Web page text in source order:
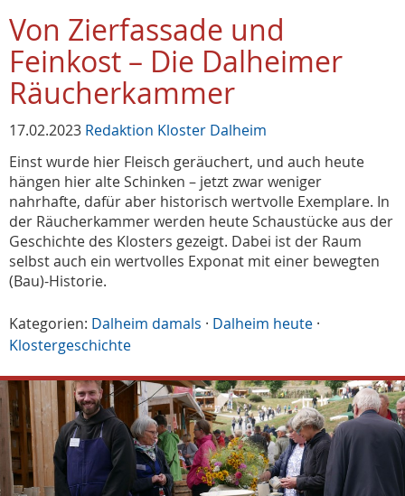
Von Zierfassade und
Feinkost – Die Dalheimer
Räucherkammer
17.02.2023 Redaktion Kloster Dalheim
Einst wurde hier Fleisch geräuchert, und auch heute
hängen hier alte Schinken – jetzt zwar weniger
nahrhafte, dafür aber historisch wertvolle Exemplare. In
der Räucherkammer werden heute Schaustücke aus der
Geschichte des Klosters gezeigt. Dabei ist der Raum
selbst auch ein wertvolles Exponat mit einer bewegten
(Bau)-Historie.
Kategorien: Dalheim damals · Dalheim heute ·
Klostergeschichte